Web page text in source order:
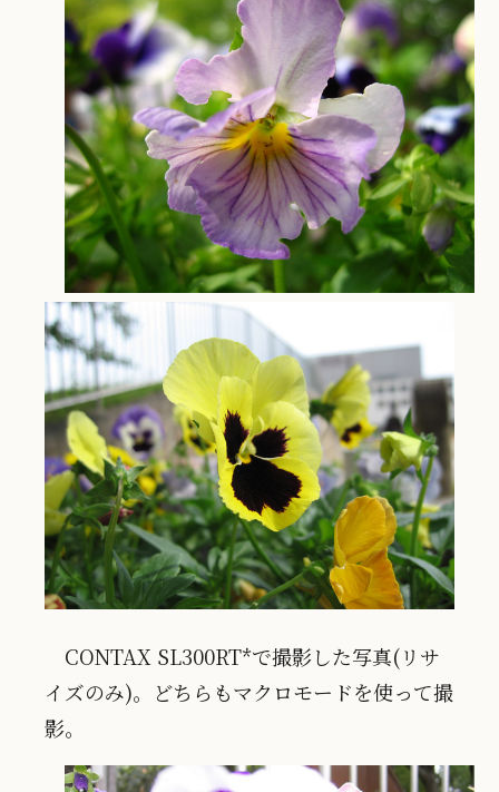
CONTAX SL300RT*で撮影した写真(リサ
イズのみ)。どちらもマクロモードを使って撮
影。